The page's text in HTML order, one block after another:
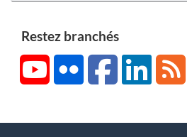
Restez branchés
YouTubeFlickr Facebook